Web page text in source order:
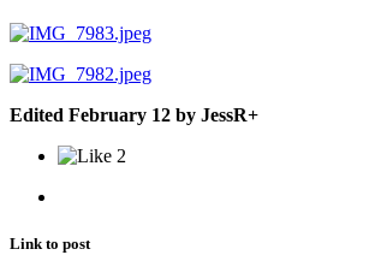
Edited February 12 by JessR+
2
Link to post